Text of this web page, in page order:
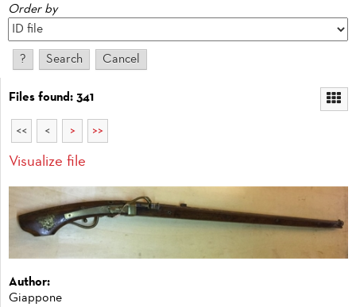
Order by
Files found: 341
<< < > >>
Visualize file
Author:
Giappone